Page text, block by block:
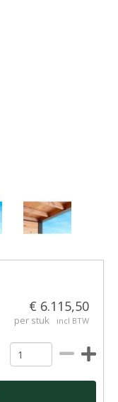
€ 6.115,50
per stuk incl BTW